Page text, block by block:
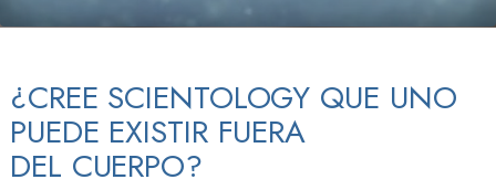
¿CREE SCIENTOLOGY QUE UNO
PUEDE EXISTIR FUERA
DEL CUERPO?